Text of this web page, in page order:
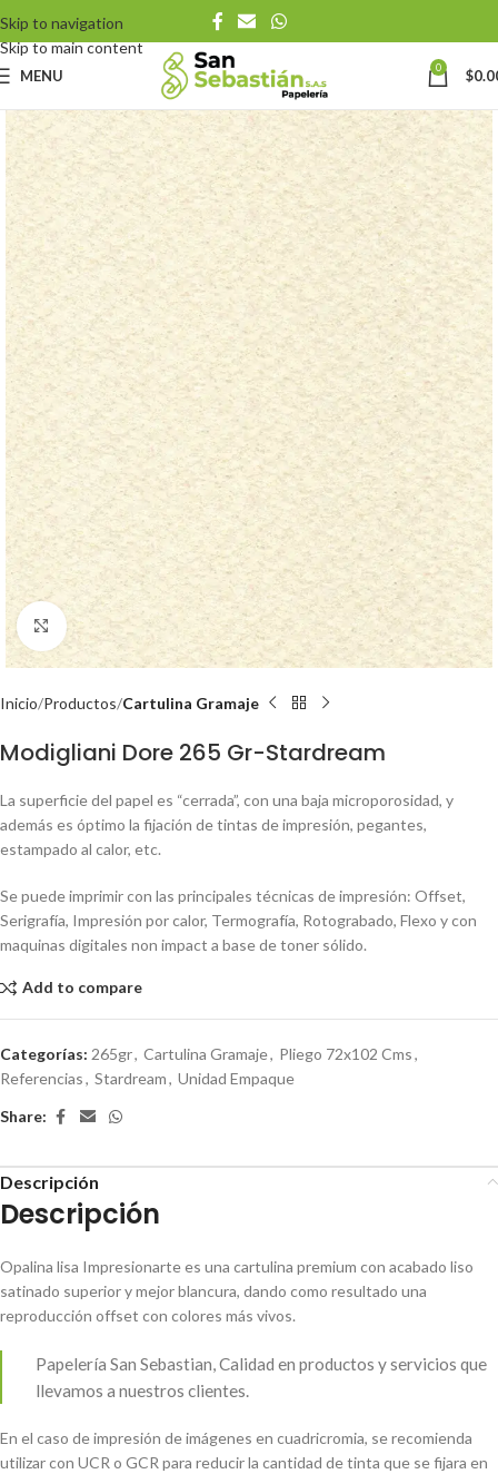
Skip to navigation
Skip to main content
MENU 0 $
Click to enlarge
Inicio Productos Cartulina Gramaje
Modigliani Dore 265 Gr-Stardream
La superficie del papel es “cerrada”, con una baja microporosidad, y
además es óptimo la fijación de tintas de impresión, pegantes,
estampado al calor, etc.
Se puede imprimir con las principales técnicas de impresión: Offset,
Serigrafía, Impresión por calor, Termografía, Rotograbado, Flexo y con
maquinas digitales non impact a base de toner sólido.
Add to compare
Categorías: 265gr, Cartulina Gramaje, Pliego 72x102 Cms,
Referencias, Stardream, Unidad Empaque
Share:
Descripción
Descripción
Opalina lisa Impresionarte es una cartulina premium con acabado liso
satinado superior y mejor blancura, dando como resultado una
reproducción offset con colores más vivos.
Papelería San Sebastian, Calidad en productos y servicios que
llevamos a nuestros clientes.
En el caso de impresión de imágenes en cuadricromia, se recomienda
utilizar con UCR o GCR para reducir la cantidad de tinta que se fijara en